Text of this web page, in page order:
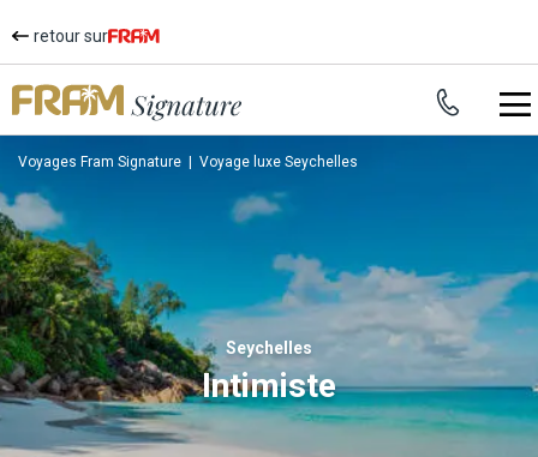
retour sur
Voyages Fram Signature Voyage luxe Seychelles
Seychelles
Intimiste